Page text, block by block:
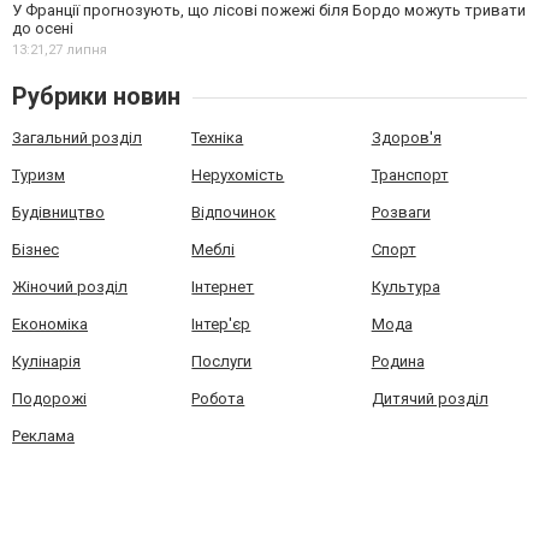
У Франції прогнозують, що лісові пожежі біля Бордо можуть тривати
до осені
13:21,27 липня
Рубрики новин
Загальний розділ Техніка Здоров'я
Туризм Нерухомість Транспорт
Будівництво Відпочинок Розваги
Бізнес Меблі Спорт
Жіночий розділ Інтернет Культура
Економіка Інтер'єр Мода
Кулінарія Послуги Родина
Подорожі Робота Дитячий розділ
Реклама